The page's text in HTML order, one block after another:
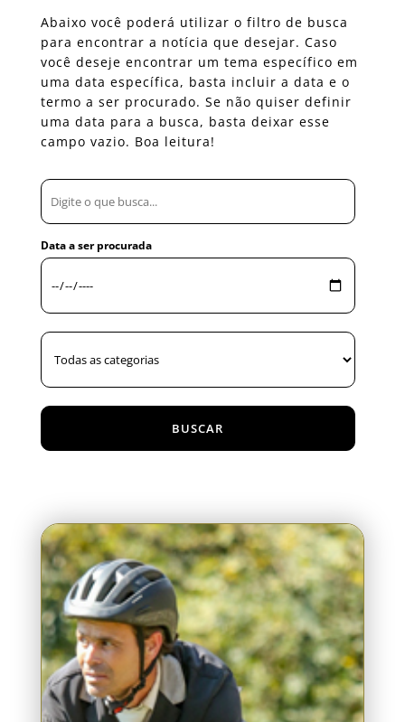
Abaixo você poderá utilizar o filtro de busca
para encontrar a notícia que desejar. Caso
você deseje encontrar um tema específico em
uma data específica, basta incluir a data e o
termo a ser procurado. Se não quiser definir
uma data para a busca, basta deixar esse
campo vazio. Boa leitura!